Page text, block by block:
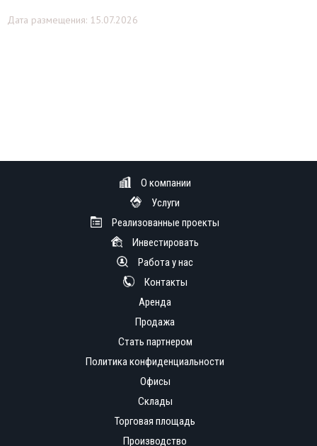
Дата размещения: 15.07.2026
О компании
Услуги
Реализованные проекты
Инвестировать
Работа у нас
Контакты
Аренда
Продажа
Стать партнером
Политика конфиденциальности
Офисы
Склады
Торговая площадь
Производство